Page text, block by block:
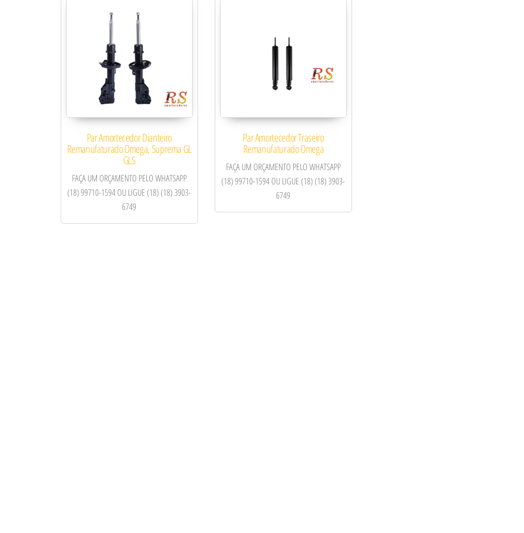
Par Amortecedor Dianteiro
Remanufaturado Omega, Suprema GL
GLS
FAÇA UM ORÇAMENTO PELO WHATSAPP
(18) 99710-1594 OU LIGUE (18) (18) 3903-
6749
Par Amortecedor Traseiro
Remanufaturado Omega
FAÇA UM ORÇAMENTO PELO WHATSAPP
(18) 99710-1594 OU LIGUE (18) (18) 3903-
6749